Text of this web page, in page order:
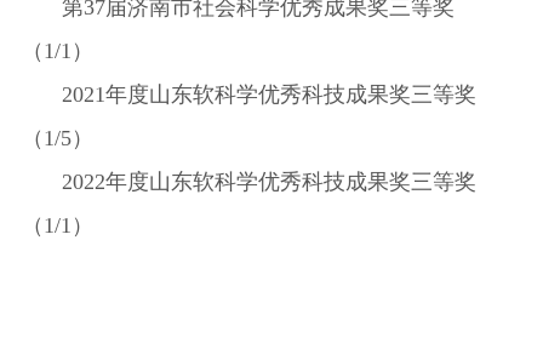
第37届济南市社会科学优秀成果奖三等奖
（1/1）
2021年度山东软科学优秀科技成果奖三等奖
（1/5）
2022年度山东软科学优秀科技成果奖三等奖
（1/1）